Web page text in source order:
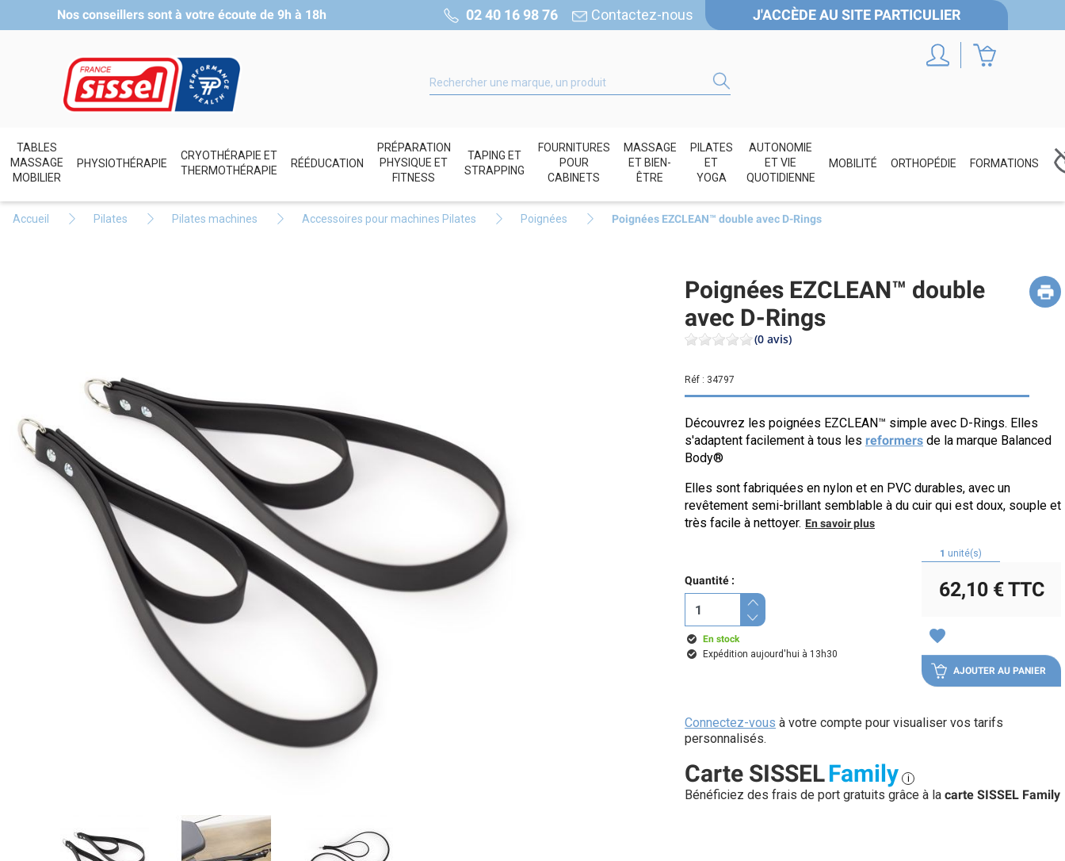
Nos conseillers sont à votre écoute de 9h à 18h 02 40 16 98 76 Contactez-nous J'ACCÈDE AU SITE PARTICULIER
TABLES
MASSAGE
MOBILIER
PHYSIOTHÉRAPIE
CRYOTHÉRAPIE ET
THERMOTHÉRAPIE
RÉÉDUCATION
PRÉPARATION
PHYSIQUE ET
FITNESS
TAPING ET
STRAPPING
FOURNITURES
POUR
CABINETS
MASSAGE
ET BIEN-
ÊTRE
PILATES
ET
YOGA
AUTONOMIE
ET VIE
QUOTIDIENNE
MOBILITÉ ORTHOPÉDIE FORMATIONS
Accueil Pilates Pilates machines Accessoires pour machines Pilates Poignées Poignées EZCLEAN™ double avec D-Rings
Poignées EZCLEAN™ double
avec D-Rings
(0 avis)
Réf : 34797
Découvrez les poignées EZCLEAN™ simple avec D-Rings. Elles
s'adaptent facilement à tous les reformers de la marque Balanced
Body®
Elles sont fabriquées en nylon et en PVC durables, avec un
revêtement semi-brillant semblable à du cuir qui est doux, souple et
très facile à nettoyer. En savoir plus
Quantité :
En stock
Expédition aujourd'hui à 13h30
1 unité(s)
62,10 €TTC
favorite
AJOUTER AU PANIER
Connectez-vous à votre compte pour visualiser vos tarifs
personnalisés.
Carte SISSELFamily i
Bénéficiez des frais de port gratuits grâce à la carte SISSEL Family